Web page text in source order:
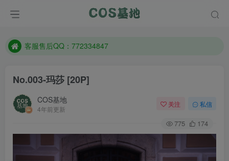
遇到任何问题加客服QQ：772334847
客服售后QQ：772334847
防失联：百度搜索《一七天佳》，实时查看最新站点。
No.003-玛莎 [20P]
COS基地
4年前更新
关注 私信
775 174